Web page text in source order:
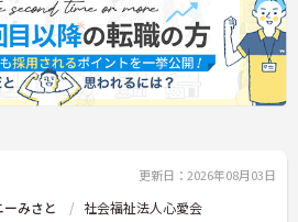
で、お気軽にご相談くだ
更新日：2026年08月03日
みさと 社会福祉法人心愛会